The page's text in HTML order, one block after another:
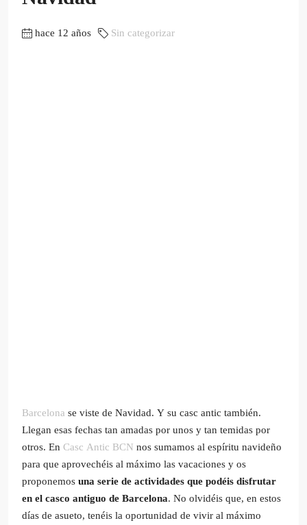
hace 12 años Sin categorizar
Barcelona se viste de Navidad. Y su casc antic también.
Llegan esas fechas tan amadas por unos y tan temidas por
otros. En Casc Antic BCN nos sumamos al espíritu navideño
para que aprovechéis al máximo las vacaciones y os
proponemos una serie de actividades que podéis disfrutar
en el casco antiguo de Barcelona. No olvidéis que, en estos
días de asueto, tenéis la oportunidad de vivir al máximo